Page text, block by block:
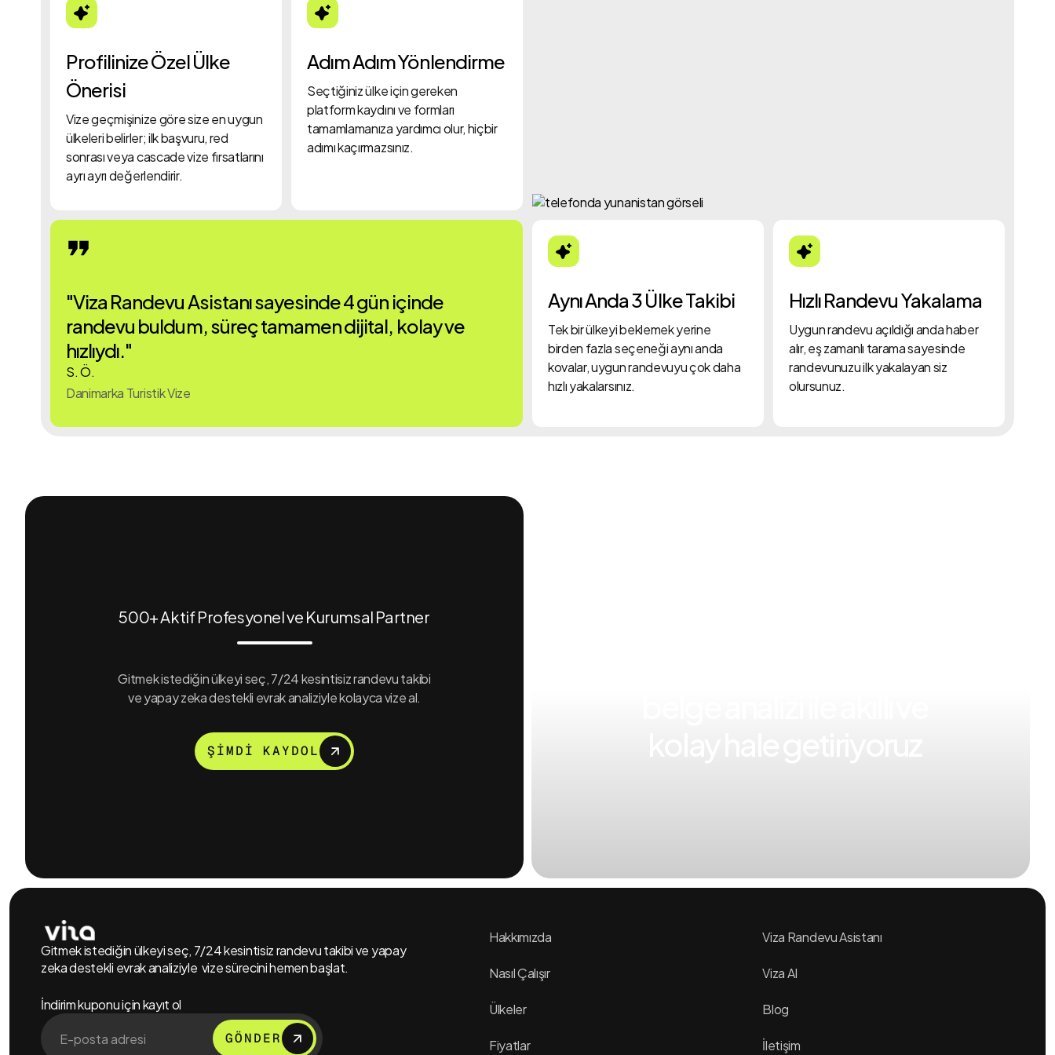
Profilinize Özel Ülke
Önerisi
Vize geçmişinize göre size en uygun
ülkeleri belirler; ilk başvuru, red
sonrası veya cascade vize fırsatlarını
ayrı ayrı değerlendirir.
Adım Adım Yönlendirme
Seçtiğiniz ülke için gereken
platform kaydını ve formları
tamamlamanıza yardımcı olur, hiçbir
adımı kaçırmazsınız.
"Viza Randevu Asistanı sayesinde 4 gün içinde
randevu buldum, süreç tamamen dijital, kolay ve
hızlıydı."
S. Ö.
Danimarka Turistik Vize
Aynı Anda 3 Ülke Takibi
Tek bir ülkeyi beklemek yerine
birden fazla seçeneği aynı anda
kovalar, uygun randevuyu çok daha
hızlı yakalarsınız.
Hızlı Randevu Yakalama
Uygun randevu açıldığı anda haber
alır, eş zamanlı tarama sayesinde
randevunuzu ilk yakalayan siz
olursunuz.
500+ Aktif Profesyonel ve Kurumsal Partner
Gitmek istediğin ülkeyi seç, 7/24 kesintisiz randevu takibi
ve yapay zeka destekli evrak analiziyle kolayca vize al.
ŞİMDİ KAYDOL
Gitmek istediğin ülkeyi seç, 7/24 kesintisiz randevu takibi ve yapay
zeka destekli evrak analiziyle vize sürecini hemen başlat.
İndirim kuponu için kayıt ol
GÖNDER
Hakkımızda
Nasıl Çalışır
Ülkeler
Fiyatlar
Viza Randevu Asistanı
Viza AI
Blog
İletişim